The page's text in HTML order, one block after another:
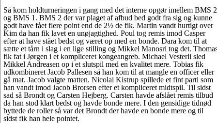
Så kom holdturneringen i gang med det interne opgør imellem BMS 2
og BMS 1. BMS 2 der var plaget af afbud bed godt fra sig og kunne
godt have fået flere point end de 2½ de fik. Martin vandt hurtigt over
Kim da han fik lavet en unøjagtighed. Poul tog remis imod Casper
efter at have stået bedst og været op med en bonde. Dara kom til at
sætte et tårn i slag i en lige stilling og Mikkel Manosri tog det.
fik fat i Jørgen i et kompliceret kongeangreb. Michael Vesterli sled
Mikkel Andreasen op i et slutspil med en kvalitet mere. Tobias fik
udkombineret Jacob Pallesen så han kom til at mangle en officer eller
gå mat. Jacob valgte matten. Nicolai Kistrup spillede et fint parti som
han vandt imod Jacob Brorsen efter et kompliceret midtspil. Til sidst
sad så Brondt og Carsten Hejberg. Carsten havde afslået remis tilbud
da han stod klart bedst og havde bonde mere. I den gensidige tidnød
byttede de roller så var det Brondt der havde en bonde mere og til
sidst fik han hele pointet.